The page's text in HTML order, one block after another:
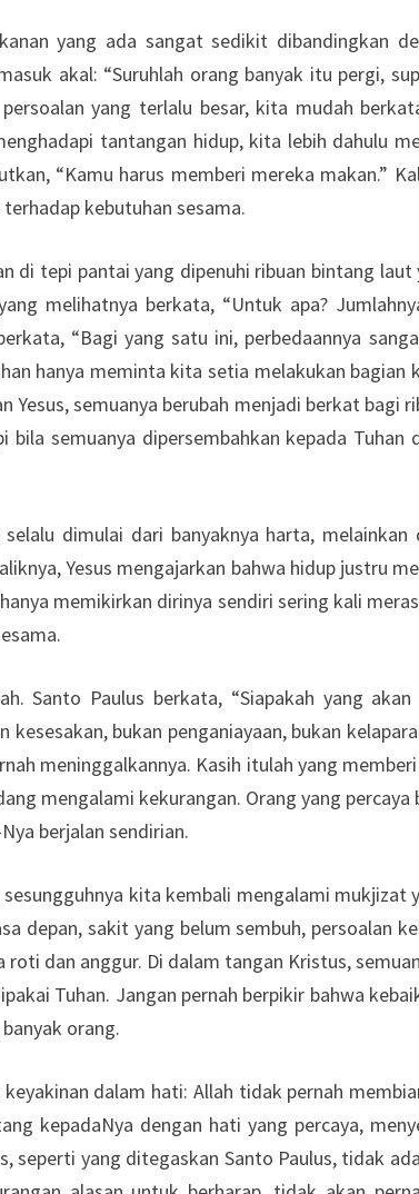
yang ada sangat sedikit dibandingkan
akal: “Suruhlah orang banyak itu pergi,
yang terlalu besar, kita mudah
tantangan hidup, kita lebih dahulu
“Kamu harus memberi mereka makan.”
kebutuhan sesama.
di tepi pantai yang dipenuhi ribuan bintang
melihatnya berkata, “Untuk apa?
“Bagi yang satu ini, perbedaannya
hanya meminta kita setia melakukan
semuanya berubah menjadi berkat bagi
semuanya dipersembahkan kepada
dimulai dari banyaknya harta,
Yesus mengajarkan bahwa hidup justru
memikirkan dirinya sendiri sering kali
Santo Paulus berkata, “Siapakah yang
bukan penganiayaan, bukan
meninggalkannya. Kasih itulah yang
mengalami kekurangan. Orang yang
berjalan sendirian.
kita kembali mengalami
depan, sakit yang belum sembuh, persoalan
dan anggur. Di dalam tangan Kristus,
Tuhan. Jangan pernah berpikir bahwa
orang.
dalam hati: Allah tidak pernah
kepadaNya dengan hati yang percaya,
yang ditegaskan Santo Paulus, tidak